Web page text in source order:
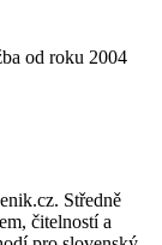
od roku 2004
Středně
čitelností a